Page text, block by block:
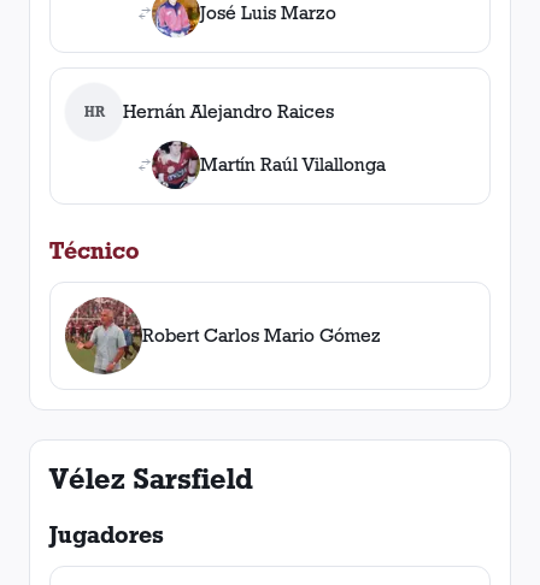
José Luis Marzo
HR Hernán Alejandro Raices
Martín Raúl Vilallonga
Técnico
Robert Carlos Mario Gómez
Vélez Sarsfield
Jugadores